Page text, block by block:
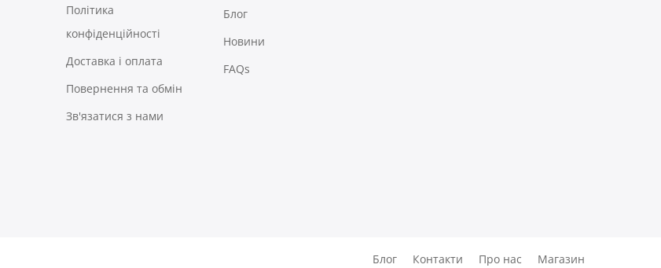
Політика
конфіденційності
Доставка і оплата
Повернення та обмін
Зв'язатися з нами
Блог
Новини
FAQs
Магазин
Про нас
Контакти
Блог